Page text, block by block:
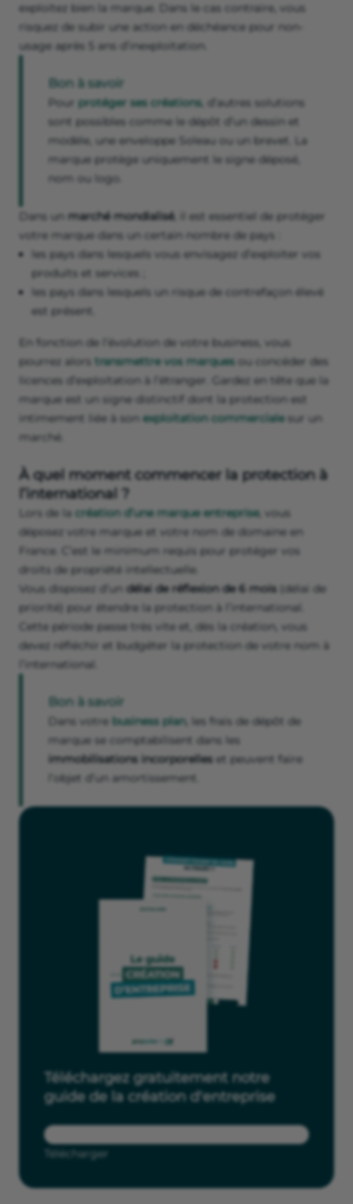
exploitez bien la marque. Dans le cas contraire, vous
risquez de subir une action en déchéance pour non-
usage après 5 ans d’inexploitation.
Bon à savoir
Pour protéger ses créations, d’autres solutions
sont possibles comme le dépôt d’un dessin et
modèle, une enveloppe Soleau ou un brevet. La
marque protège uniquement le signe déposé,
nom ou logo.
Dans un marché mondialisé, il est essentiel de protéger
votre marque dans un certain nombre de pays :
les pays dans lesquels vous envisagez d’exploiter vos
produits et services ;
les pays dans lesquels un risque de contrefaçon élevé
est présent.
En fonction de l’évolution de votre business, vous
pourrez alors transmettre vos marques ou concéder des
licences d’exploitation à l’étranger. Gardez en tête que la
marque est un signe distinctif dont la protection est
intimement liée à sonexploitation commercialesur un
marché.
À quel moment commencer la protection à
l’international ?
Lors de la création d’une marque entreprise, vous
déposez votre marque et votre nom de domaine en
France. C’est le minimum requis pour protéger vos
droits de propriété intellectuelle.
Vous disposez d’un délai de réflexion de 6 mois
(délai de
priorité) pour étendre la protection à l’international.
Cette période passe très vite et, dès la création, vous
devez réfléchir et budgéter la protection de votre nom à
l’international.
Bon à savoir
Dans votre business plan, les frais de dépôt de
marque se comptabilisent dans les
immobilisations incorporelles et peuvent faire
l’objet d’un amortissement.
Téléchargez gratuitement notre
guide de la création d'entreprise
Télécharger